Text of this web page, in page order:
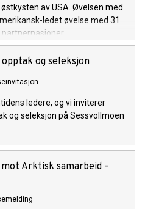
av USA. Øvelsen med
ledet øvelse med 31
og seleksjon
ledere, og vi inviterer
og seleksjon på Sessvollmoen
Arktisk samarbeid –